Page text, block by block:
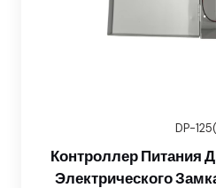
DP-
Контроллер Питания
Электрического